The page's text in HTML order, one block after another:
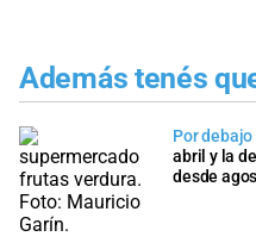
Además tenés
Por debajo
abril y la
desde